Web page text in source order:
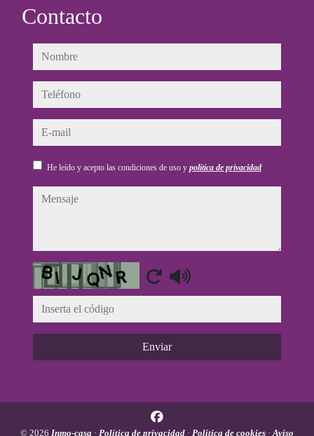
Contacto
nombre
teléfono
e-mail
He leído y acepto las condiciones de uso y política de privacidad
mensaje
Captcha
Enviar
© 2026 Inmo-casa · Política de privacidad · Política de cookies ·Aviso